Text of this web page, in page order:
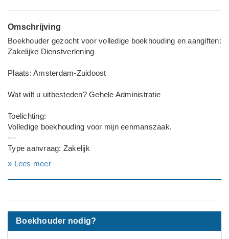
Omschrijving
Boekhouder gezocht voor volledige boekhouding en aangiften:
Zakelijke Dienstverlening
Plaats: Amsterdam-Zuidoost
Wat wilt u uitbesteden? Gehele Administratie
Toelichting:
Volledige boekhouding voor mijn eenmanszaak.
---
Type aanvraag: Zakelijk
Bedrijfsinformatie:
Zakelijke Dienstverlening
» Lees meer
Boekhouder nodig?